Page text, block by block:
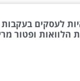
לעסקים
הלוואות ופטור